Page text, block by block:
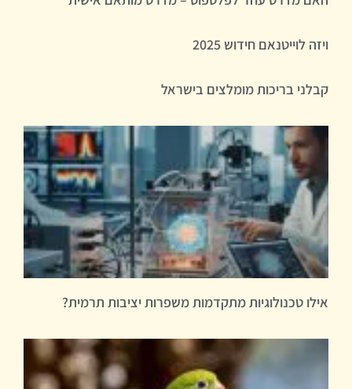
ויזה לוייטנאם חידוש 2025
קבלני בריכות מומלצים בישראל
אילו טכנולוגיות מתקדמות משפרות יציבות תרמית?